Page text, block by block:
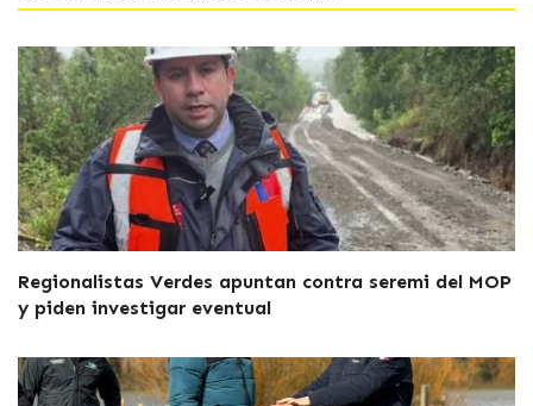
Regionalistas Verdes apuntan contra seremi del MOP
y piden investigar eventual